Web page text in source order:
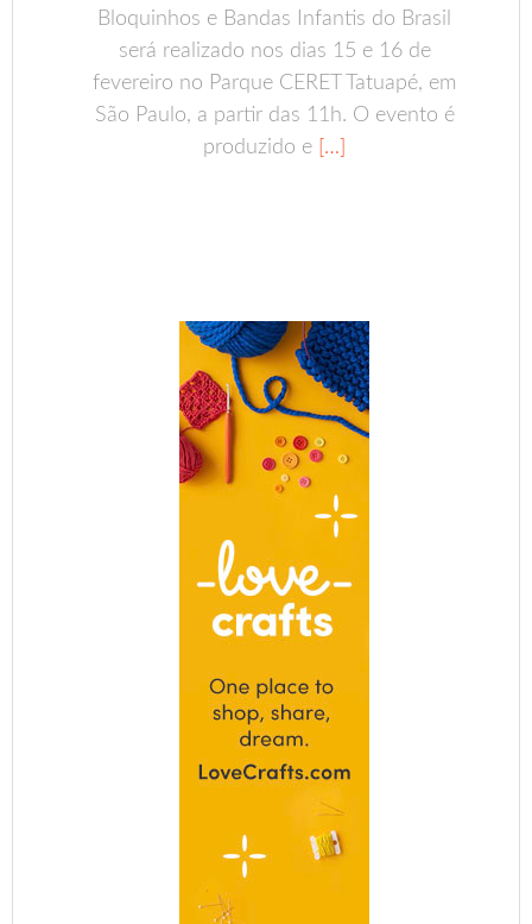
Bloquinhos e Bandas Infantis do Brasil
será realizado nos dias 15 e 16 de
fevereiro no Parque CERET Tatuapé, em
São Paulo, a partir das 11h. O evento é
produzido e […]